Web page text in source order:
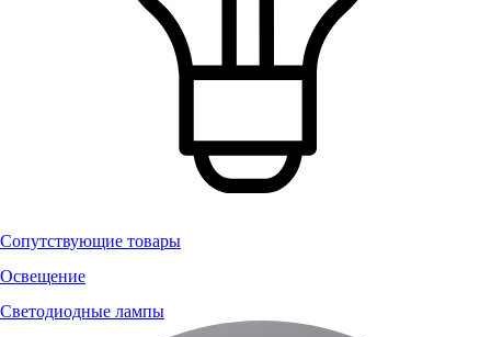
Сопутствующие товары
Освещение
Светодиодные лампы